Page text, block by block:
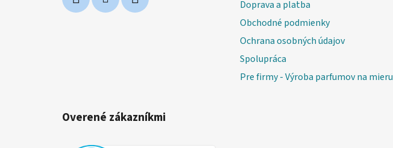
Doprava a platba
Obchodné podmienky
Ochrana osobných údajov
Spolupráca
Pre firmy - Výroba parfumov na mieru
Overené zákazníkmi